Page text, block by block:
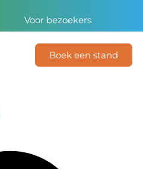
Voor bezoekers
Boek een stand